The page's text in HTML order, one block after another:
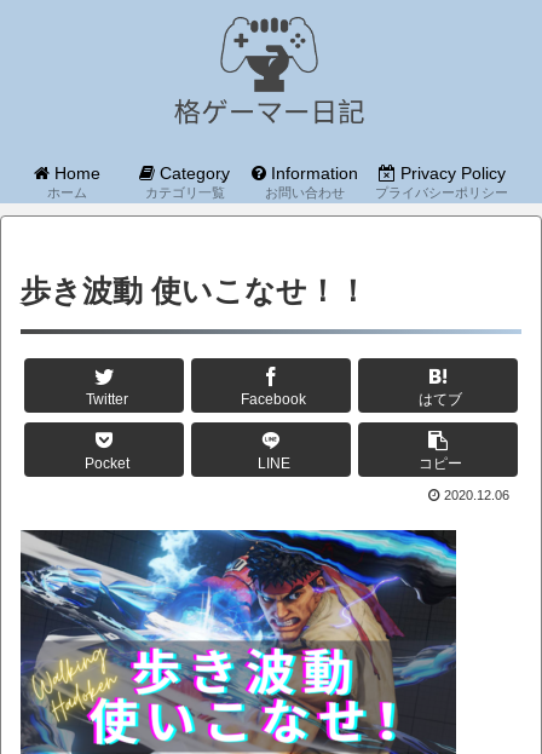
Home
ホーム
Category
カテゴリ一覧
Information
お問い合わせ
Privacy Policy
プライバシーポリシー
歩き波動 使いこなせ！！
Twitter Facebook はてブ
Pocket LINE コピー
2020.12.06